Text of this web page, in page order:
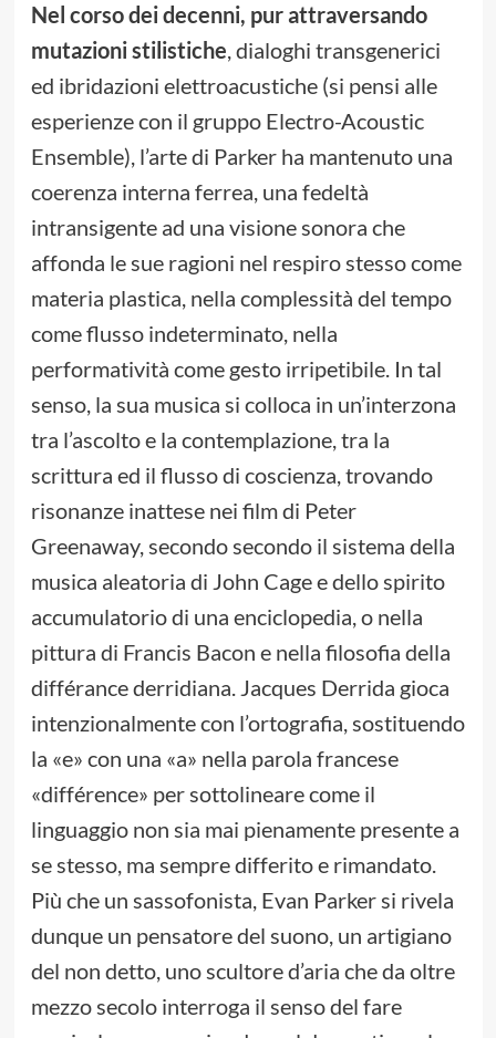
Nel corso dei decenni, pur attraversando
mutazioni stilistiche, dialoghi transgenerici
ed ibridazioni elettroacustiche (si pensi alle
esperienze con il gruppo Electro-Acoustic
Ensemble), l’arte di Parker ha mantenuto una
coerenza interna ferrea, una fedeltà
intransigente ad una visione sonora che
affonda le sue ragioni nel respiro stesso come
materia plastica, nella complessità del tempo
come flusso indeterminato, nella
performatività come gesto irripetibile. In tal
senso, la sua musica si colloca in un’interzona
tra l’ascolto e la contemplazione, tra la
scrittura ed il flusso di coscienza, trovando
risonanze inattese nei film di Peter
Greenaway, secondo secondo il sistema della
musica aleatoria di John Cage e dello spirito
accumulatorio di una enciclopedia, o nella
pittura di Francis Bacon e nella filosofia della
différance derridiana. Jacques Derrida gioca
intenzionalmente con l’ortografia, sostituendo
la «e» con una «a» nella parola francese
«différence» per sottolineare come il
linguaggio non sia mai pienamente presente a
se stesso, ma sempre differito e rimandato.
Più che un sassofonista, Evan Parker si rivela
dunque un pensatore del suono, un artigiano
del non detto, uno scultore d’aria che da oltre
mezzo secolo interroga il senso del fare